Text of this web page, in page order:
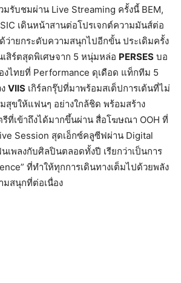
มรับชมผ่าน Live Streaming ครั้งนี้ BEM,
เดินหน้าสานต่อโปรเจกต์ความมันส์ต่อ
ว่ายกระดับความสนุกไปอีกขั้น ประเดิมครั้ง
สิร์ตสุดพิเศษจาก 5 หนุ่มหล่อ PERSES บอ
งไทยที่ Performance ดุเดือด แท็กทีม 5
VIIS เกิร์ลกรุ๊ปที่มาพร้อมสเต็ปการเต้นที่ไม่
สุขให้แฟนๆ อย่างใกล้ชิด พร้อมสร้าง
ที่เข้าถึงได้มากขึ้นผ่าน สื่อโฆษณา OOH ที่
Session สุดเอ็กซ์คลูซีฟผ่าน Digital
เพลงกับศิลปินตลอดทั้งปี เรียกว่าเป็นการ
ที่ทำให้ทุกการเดินทางเต็มไปด้วยพลัง
มสนุกที่ต่อเนื่อง